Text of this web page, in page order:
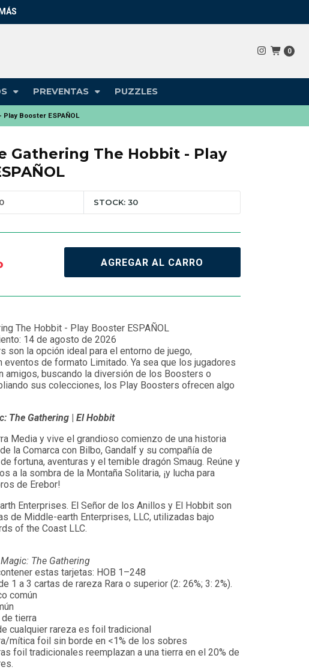
0
PREVENTAS PUZZLES
Booster ESPAÑOL
Gathering The Hobbit - Play
STOCK: 30
AGREGAR AL CARRO
The Hobbit - Play Booster ESPAÑOL
14 de agosto de 2026
son la opción ideal para el entorno de juego,
eventos de formato Limitado. Ya sea que los jugadores
amigos, buscando la diversión de los Boosters o
sus colecciones, los Play Boosters ofrecen algo
The Gathering | El Hobbit
Media y vive el grandioso comienzo de una historia
la Comarca con Bilbo, Gandalf y su compañía de
fortuna, aventuras y el temible dragón Smaug. Reúne y
a la sombra de la Montaña Solitaria, ¡y lucha para
de Erebor!
Enterprises. El Señor de los Anillos y El Hobbit son
de Middle-earth Enterprises, LLC, utilizadas bajo
of the Coast LLC.
The Gathering
estas tarjetas: HOB 1–248
1 a 3 cartas de rareza Rara o superior (2: 26%; 3: 2%).
común
de tierra
cualquier rareza es foil tradicional
mítica foil sin borde en <1% de los sobres
foil tradicionales reemplazan a una tierra en el 20% de